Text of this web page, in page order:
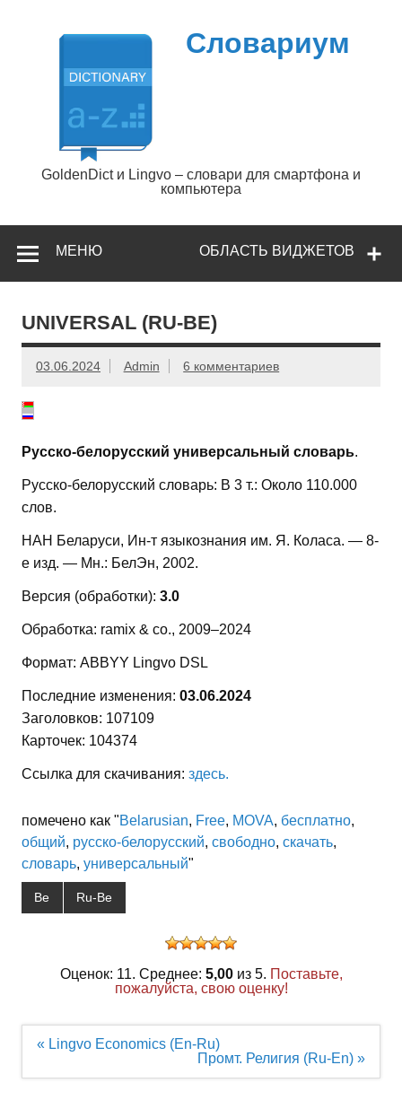
содержимому
Словариум
GoldenDict и Lingvo – словари для смартфона и
компьютера
ОБЛАСТЬ ВИДЖЕТОВ
МЕНЮ
UNIVERSAL (RU-BE)
03.06.2024 Admin 6 комментариев
Русско-белорусский универсальный словарь.
Русско-белорусский словарь: В 3 т.: Около 110.000
слов.
НАН Беларуси, Ин-т языкознания им. Я. Коласа. — 8-
е изд. — Мн.: БелЭн, 2002.
Версия (обработки): 3.0
Обработка: ramix & co., 2009–2024
Формат: ABBYY Lingvo DSL
Последние изменения: 03.06.2024
Заголовков: 107109
Карточек: 104374
Ссылка для скачивания: здесь.
помечено как "Belarusian, Free, MOVA, бесплатно,
общий, русско-белорусский, свободно, скачать,
словарь, универсальный"
Be Ru-Be
Оценок: 11. Среднее: 5,00из 5. Поставьте,
пожалуйста, свою оценку!
Навигация
« Lingvo Economics (En-Ru)
Промт. Религия (Ru-En) »